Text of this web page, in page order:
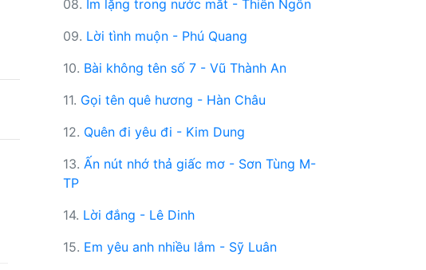
08. Im lặng trong nước mắt - Thiên Ngôn
09. Lời tình muộn - Phú Quang
10. Bài không tên số 7 - Vũ Thành An
11. Gọi tên quê hương - Hàn Châu
12. Quên đi yêu đi - Kim Dung
13. Ấn nút nhớ thả giấc mơ - Sơn Tùng M-
TP
14. Lời đắng - Lê Dinh
15. Em yêu anh nhiều lắm - Sỹ Luân